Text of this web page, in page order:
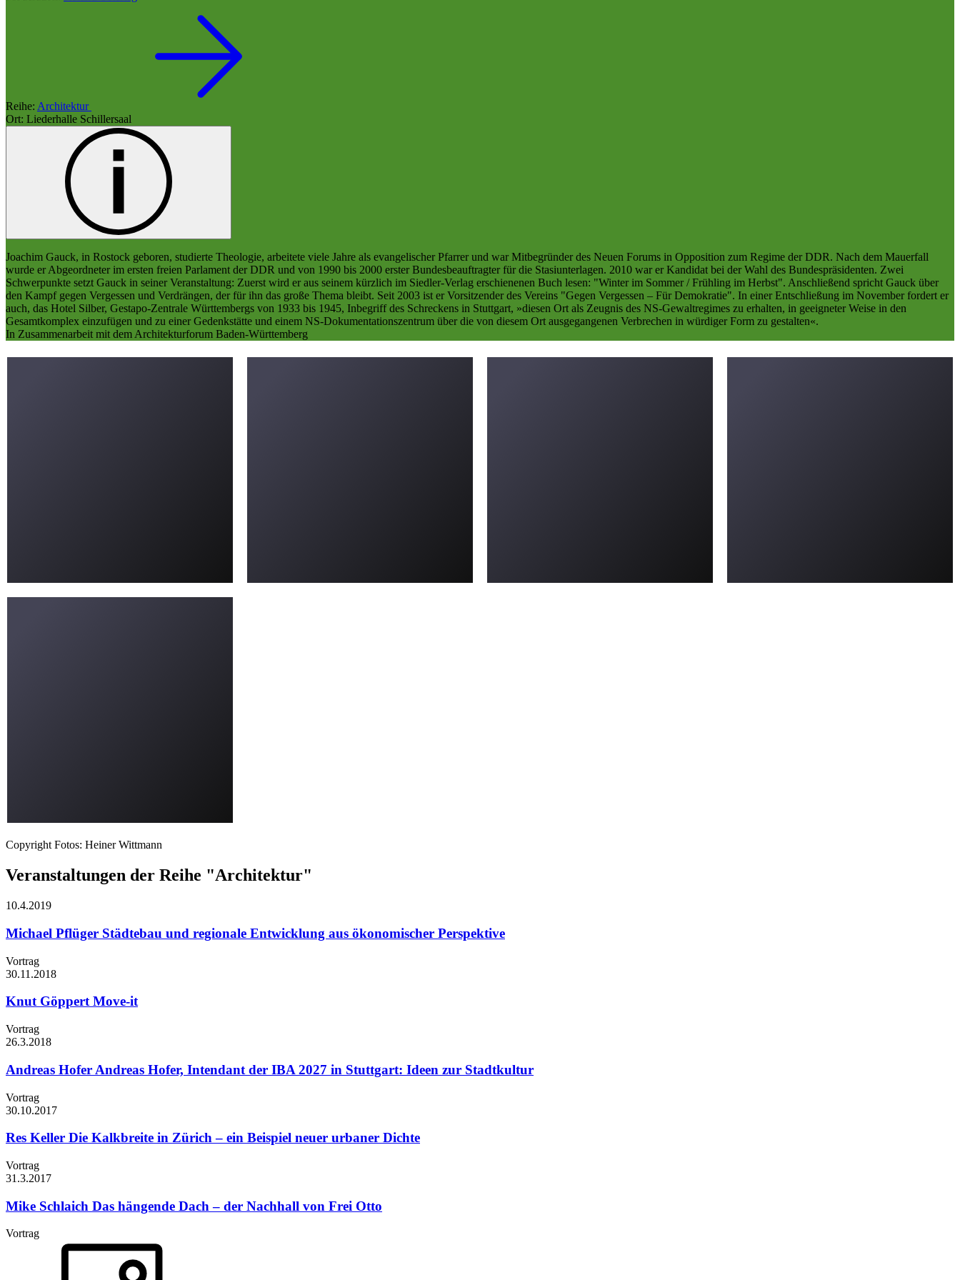
Reihe: Architektur
Ort: Liederhalle Schillersaal
Joachim Gauck, in Rostock geboren, studierte Theologie, arbeitete viele Jahre als evangelischer Pfarrer und war Mitbegründer des Neuen Forums in Opposition zum Regime der DDR. Nach dem Mauerfall
wurde er Abgeordneter im ersten freien Parlament der DDR und von 1990 bis 2000 erster Bundesbeauftragter für die Stasiunterlagen. 2010 war er Kandidat bei der Wahl des Bundespräsidenten. Zwei
Schwerpunkte setzt Gauck in seiner Veranstaltung: Zuerst wird er aus seinem kürzlich im Siedler-Verlag erschienenen Buch lesen: "Winter im Sommer / Frühling im Herbst". Anschließend spricht Gauck über
den Kampf gegen Vergessen und Verdrängen, der für ihn das große Thema bleibt. Seit 2003 ist er Vorsitzender des Vereins "Gegen Vergessen – Für Demokratie". In einer Entschließung im November fordert er
auch, das Hotel Silber, Gestapo-Zentrale Württembergs von 1933 bis 1945, Inbegriff des Schreckens in Stuttgart, »diesen Ort als Zeugnis des NS-Gewaltregimes zu erhalten, in geeigneter Weise in den
Gesamtkomplex einzufügen und zu einer Gedenkstätte und einem NS-Dokumentationszentrum über die von diesem Ort ausgegangenen Verbrechen in würdiger Form zu gestalten«.
In Zusammenarbeit mit dem Architekturforum Baden-Württemberg
Copyright Fotos: Heiner Wittmann
Veranstaltungen der Reihe "Architektur"
10.4.2019
Michael Pflüger Städtebau und regionale Entwicklung aus ökonomischer Perspektive
Vortrag
30.11.2018
Knut Göppert Move-it
Vortrag
26.3.2018
Andreas Hofer Andreas Hofer, Intendant der IBA 2027 in Stuttgart: Ideen zur Stadtkultur
Vortrag
30.10.2017
Res Keller Die Kalkbreite in Zürich – ein Beispiel neuer urbaner Dichte
Vortrag
31.3.2017
Mike Schlaich Das hängende Dach – der Nachhall von Frei Otto
Vortrag